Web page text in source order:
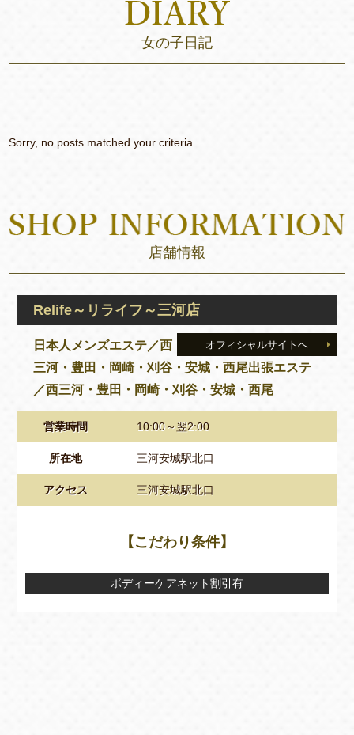
女の子日記
Sorry, no posts matched your criteria.
店舗情報
Relife～リライフ～三河店
オフィシャルサイトへ
日本人メンズエステ／西
三河・豊田・岡崎・刈谷・安城・西尾出張エステ
／西三河・豊田・岡崎・刈谷・安城・西尾
営業時間 10:00～翌2:00
所在地 三河安城駅北口
アクセス 三河安城駅北口
【こだわり条件】
ボディーケアネット割引有